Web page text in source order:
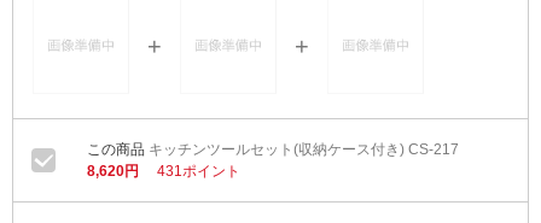
キッチンツールセット(収納ケース付き) CS-217
8,620円
431ポイント